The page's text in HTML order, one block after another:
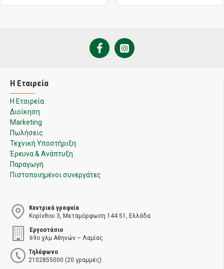
Η Εταιρεία
Η Εταιρεία
Διοίκηση
Marketing
Πωλήσεις
Τεχνική Υποστήριξη
Έρευνα & Ανάπτυξη
Παραγωγή
Πιστοποιημένοι συνεργάτες
Κεντρικά γραφεία
Κορίνθου 3, Μεταμόρφωση 144 51, Ελλάδα
Εργοστάσιο
69ο χλμ Αθηνών – Λαμίας
Τηλέφωνο
2102855000 (20 γραμμές)